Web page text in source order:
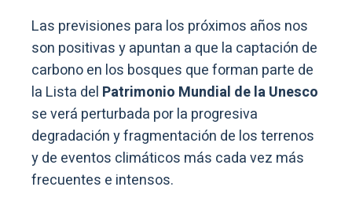
Las previsiones para los próximos años nos
son positivas y apuntan a que la captación de
carbono en los bosques que forman parte de
la Lista del Patrimonio Mundial de la Unesco
se verá perturbada por la progresiva
degradación y fragmentación de los terrenos
y de eventos climáticos más cada vez más
frecuentes e intensos.